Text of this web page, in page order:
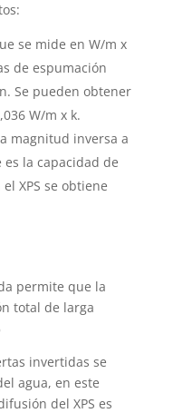
se mide en W/m x
de espumación
Se pueden obtener
W/m x k.
magnitud inversa a
la capacidad de
XPS se obtiene
permite que la
total de larga
invertidas se
agua, en este
del XPS es